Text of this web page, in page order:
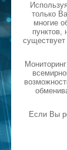
только
многие
пунктов,
Если Вы